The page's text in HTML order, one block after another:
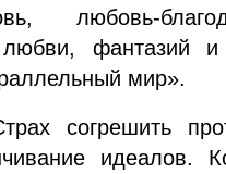
любовь-
фантазий
мир».
согрешить
идеалов.